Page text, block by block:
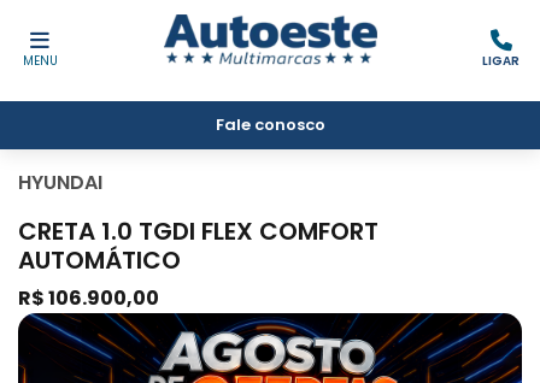
MENU LIGAR
Fale conosco
HYUNDAI
CRETA 1.0 TGDI FLEX COMFORT
AUTOMÁTICO
R$ 106.900,00